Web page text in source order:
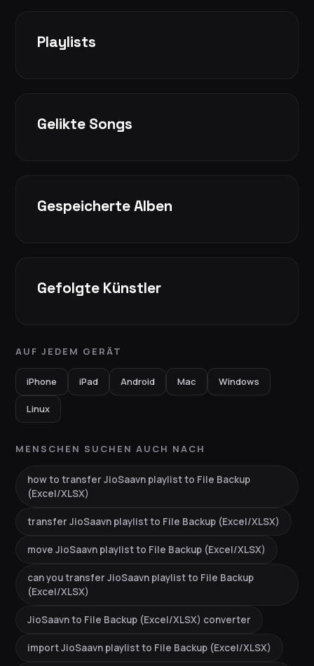
Playlists
Gelikte Songs
Gespeicherte Alben
Gefolgte Künstler
AUF JEDEM GERÄT
iPhone iPad Android Mac Windows
Linux
MENSCHEN SUCHEN AUCH NACH
how to transfer JioSaavn playlist to File Backup
(Excel/XLSX)
transfer JioSaavn playlist to File Backup (Excel/XLSX)
move JioSaavn playlist to File Backup (Excel/XLSX)
can you transfer JioSaavn playlist to File Backup
(Excel/XLSX)
JioSaavn to File Backup (Excel/XLSX) converter
import JioSaavn playlist to File Backup (Excel/XLSX)